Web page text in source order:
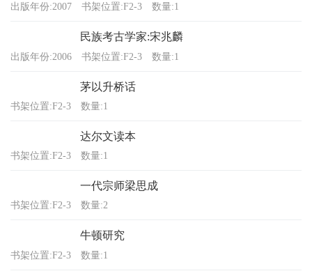
出版年份:2007 书架位置:F2-3 数量:1
民族考古学家:宋兆麟
出版年份:2006 书架位置:F2-3 数量:1
茅以升桥话
书架位置:F2-3 数量:1
达尔文读本
书架位置:F2-3 数量:1
一代宗师梁思成
书架位置:F2-3 数量:2
牛顿研究
书架位置:F2-3 数量:1